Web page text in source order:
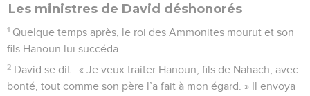
Les ministres de David déshonorés
1 Quelque temps après, le roi des Ammonites mourut et son
fils Hanoun lui succéda.
2 David se dit : « Je veux traiter Hanoun, fils de Nahach, avec
bonté, tout comme son père l’a fait à mon égard. » Il envoya